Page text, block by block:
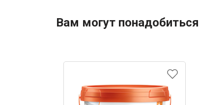
Вам могут понадобиться